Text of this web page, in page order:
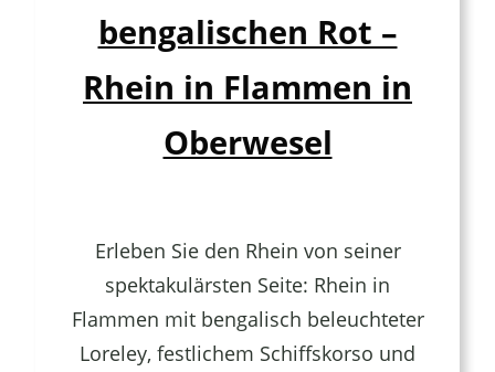
bengalischen Rot –
Rhein in Flammen in
Oberwesel
Erleben Sie den Rhein von seiner
spektakulärsten Seite: Rhein in
Flammen mit bengalisch beleuchteter
Loreley, festlichem Schiffskorso und